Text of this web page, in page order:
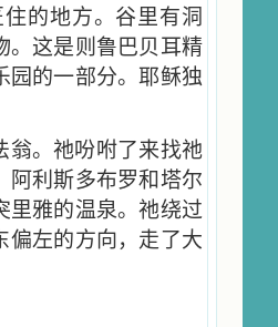
的地方。谷里有洞
。这是则鲁巴贝耳精
园的一部分。耶稣独
翁。祂吩咐了来找祂
阿利斯多布罗和塔尔
里雅的温泉。祂绕过
左的方向，走了大